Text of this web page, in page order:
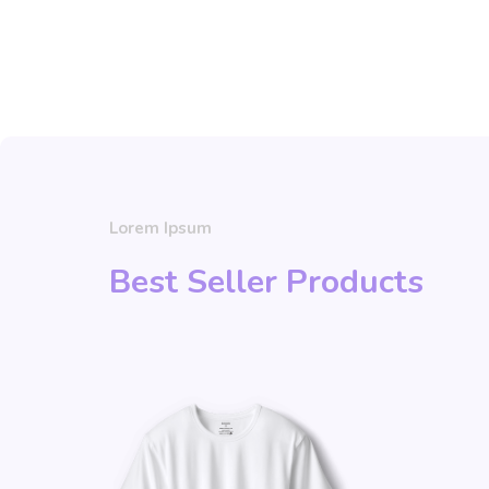
Lorem Ipsum
Best Seller Products